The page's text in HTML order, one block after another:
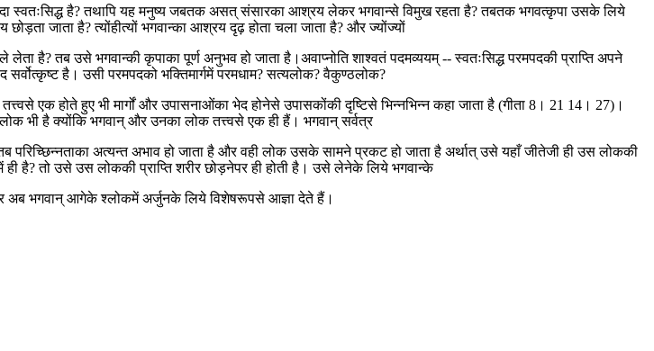
स्वतःसिद्ध है? तथापि यह मनुष्य जबतक असत् संसारका आश्रय लेकर भगवान्से विमुख रहता है? तबतक भगवत्कृपा उसके लिये
जाता है? त्योंहीत्यों भगवान्का आश्रय दृढ़ होता चला जाता है? और ज्योंज्यों
है? तब उसे भगवान्की कृपाका पूर्ण अनुभव हो जाता है।अवाप्नोति शाश्वतं पदमव्ययम् -- स्वतःसिद्ध परमपदकी प्राप्ति अपने
है। उसी परमपदको भक्तिमार्गमें परमधाम? सत्यलोक? वैकुण्ठलोक?
एक होते हुए भी मार्गों और उपासनाओंका भेद होनेसे उपासकोंकी दृष्टिसे भिन्नभिन्न कहा जाता है (गीता 8। 21 14। 27)।
भी है क्योंकि भगवान् और उनका लोक तत्त्वसे एक ही हैं। भगवान् सर्वत्र
परिच्छिन्नताका अत्यन्त अभाव हो जाता है और वही लोक उसके सामने प्रकट हो जाता है अर्थात् उसे यहाँ जीतेजी ही उस लोककी
है? तो उसे उस लोककी प्राप्ति शरीर छोड़नेपर ही होती है। उसे लेनेके लिये भगवान्के
अब भगवान् आगेके श्लोकमें अर्जुनके लिये विशेषरूपसे आज्ञा देते हैं।